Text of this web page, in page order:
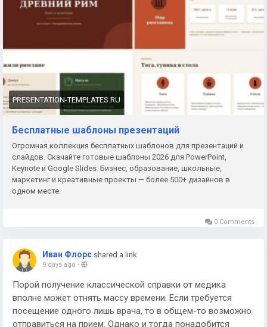
контраст.
Для каких задач подходит чёрный стиль
Тёмные шаблоны хорошо смотрятся в презентациях по
искусству, моде, архитектуре, а также в отчётах для
руководства и партнёров, где важно произвести
серьёзное впечатление.
Преимущества чёрных макетов
• выразительный контраст текста и фона;
• премиальный внешний вид;
Такие шаблоны — отличный выбор, когда нужно
выделиться среди типовых светлых презентаций и
добавить выступлению визуальной силы.
PRESENTATION-TEMPLATES.RU
Бесплатные шаблоны презентаций
Огромная коллекция бесплатных шаблонов для презентаций и
слайдов. Скачайте готовые шаблоны 2026 для PowerPoint,
Keynote и Google Slides. Бизнес, образование, школьные,
маркетинг и креативные проекты — более 500+ дизайнов в
одном месте.
0 Comments
Иван Флорс shared a link
9 days ago -
Порой получение классической справки от медика
вполне может отнять массу времени. Если требуется
посещение одного лишь врача, то в общем-то возможно
отправиться на прием. Однако и тогда понадобится